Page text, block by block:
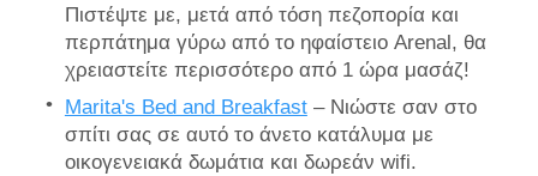
Πιστέψτε με, μετά από τόση πεζοπορία και
περπάτημα γύρω από το ηφαίστειο Arenal, θα
χρειαστείτε περισσότερο από 1 ώρα μασάζ!
Marita's Bed and Breakfast– Νιώστε σαν στο
σπίτι σας σε αυτό το άνετο κατάλυμα με
οικογενειακά δωμάτια και δωρεάν wifi.